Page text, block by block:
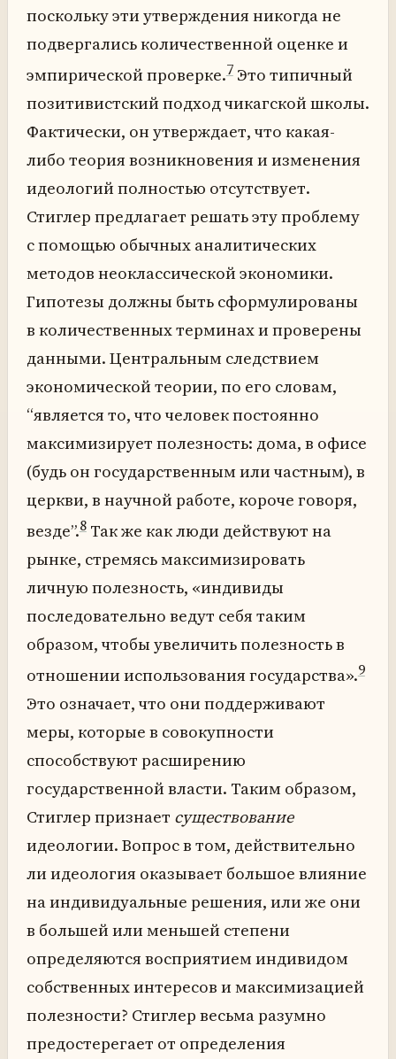
поскольку эти утверждения никогда не
подвергались количественной оценке и
эмпирической проверке.7Это типичный
позитивистский подход чикагской школы.
Фактически, он утверждает, что какая-
либо теория возникновения и изменения
идеологий полностью отсутствует.
Стиглер предлагает решать эту проблему
с помощью обычных аналитических
методов неоклассической экономики.
Гипотезы должны быть сформулированы
в количественных терминах и проверены
данными. Центральным следствием
экономической теории, по его словам,
“является то, что человек постоянно
максимизирует полезность: дома, в офисе
(будь он государственным или частным), в
церкви, в научной работе, короче говоря,
везде”.8Так же как люди действуют на
рынке, стремясь максимизировать
личную полезность, «индивиды
последовательно ведут себя таким
образом, чтобы увеличить полезность в
отношении использования государства».9
Это означает, что они поддерживают
меры, которые в совокупности
способствуют расширению
государственной власти. Таким образом,
Стиглер признает существование
идеологии. Вопрос в том, действительно
ли идеология оказывает большое влияние
на индивидуальные решения, или же они
в большей или меньшей степени
определяются восприятием индивидом
собственных интересов и максимизацией
полезности? Стиглер весьма разумно
предостерегает от определения